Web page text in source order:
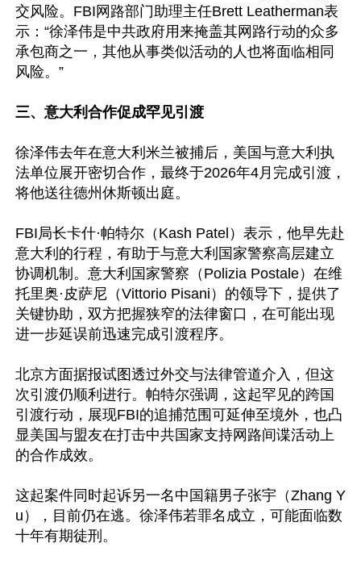
交风险。FBI网路部门助理主任Brett Leatherman表
示：“徐泽伟是中共政府用来掩盖其网路行动的众多
承包商之一，其他从事类似活动的人也将面临相同
风险。”
三、意大利合作促成罕见引渡
徐泽伟去年在意大利米兰被捕后，美国与意大利执
法单位展开密切合作，最终于2026年4月完成引渡，
将他送往德州休斯顿出庭。
FBI局长卡什·帕特尔（Kash Patel）表示，他早先赴
意大利的行程，有助于与意大利国家警察高层建立
协调机制。意大利国家警察（Polizia Postale）在维
托里奥·皮萨尼（Vittorio Pisani）的领导下，提供了
关键协助，双方把握狭窄的法律窗口，在可能出现
进一步延误前迅速完成引渡程序。
北京方面据报试图透过外交与法律管道介入，但这
次引渡仍顺利进行。帕特尔强调，这起罕见的跨国
引渡行动，展现FBI的追捕范围可延伸至境外，也凸
显美国与盟友在打击中共国家支持网路间谍活动上
的合作成效。
这起案件同时起诉另一名中国籍男子张宇（Zhang Y
u），目前仍在逃。徐泽伟若罪名成立，可能面临数
十年有期徒刑。